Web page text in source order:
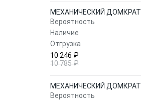
МЕХАНИЧЕСКИЙ ДОМКРАТ
Вероятность
Наличие
Отгрузка
10 246 ₽
10 785 ₽
МЕХАНИЧЕСКИЙ ДОМКРАТ
Вероятность